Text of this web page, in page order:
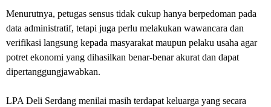
Menurutnya, petugas sensus tidak cukup hanya berpedoman pada
data administratif, tetapi juga perlu melakukan wawancara dan
verifikasi langsung kepada masyarakat maupun pelaku usaha agar
potret ekonomi yang dihasilkan benar-benar akurat dan dapat
dipertanggungjawabkan.
LPA Deli Serdang menilai masih terdapat keluarga yang secara